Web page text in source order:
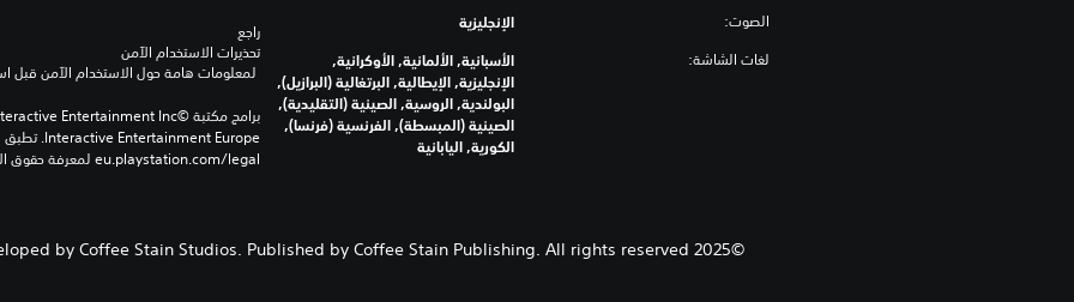
الصوت: الإنجليزية
لغات الشاشة:
الأسبانية, الألمانية, الأوكرانية,
الإنجليزية, الإيطالية, البرتغالية (البرازيل),
البولندية, الروسية, الصينية (التقليدية),
الصينية (المبسطة), الفرنسية (فرنسا),
الكورية, اليابانية
راجع
تحذيرات الاستخدام الآمن
eu.playstation.com/legal لمعرفة حقوق الاستخدام الكاملة.
©2025 Coffee Stain Studios. Developed by Coffee Stain Studios. Published by Coffee Stain Publishing. All rights reserved.